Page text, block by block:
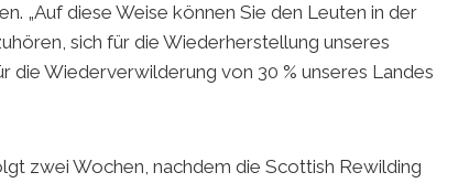
„Auf diese Weise können Sie den Leuten in der
sich für die Wiederherstellung unseres
die Wiederverwilderung von 30 % unseres Landes
zwei Wochen, nachdem die Scottish Rewilding